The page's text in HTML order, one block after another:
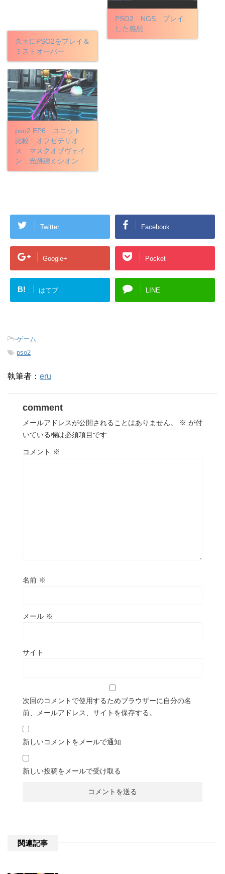
久々にPSO2をプレイ＆
ミストオーバー
PSO2 NGS プレイ
した感想
pso2 EP6 ユニット
比較 オフゼテリオ
ス マスクオブヴェイ
ン 光跡纏ミシオン
Twitter Facebook
Google+ Pocket
B! はてブ LINE
-ゲーム
-pso2
執筆者： eru
comment
メールアドレスが公開されることはありません。 ※ が付
いている欄は必須項目です
コメント ※
名前 ※
メール ※
サイト
次回のコメントで使用するためブラウザーに自分の名
前、メールアドレス、サイトを保存する。
新しいコメントをメールで通知
新しい投稿をメールで受け取る
関連記事